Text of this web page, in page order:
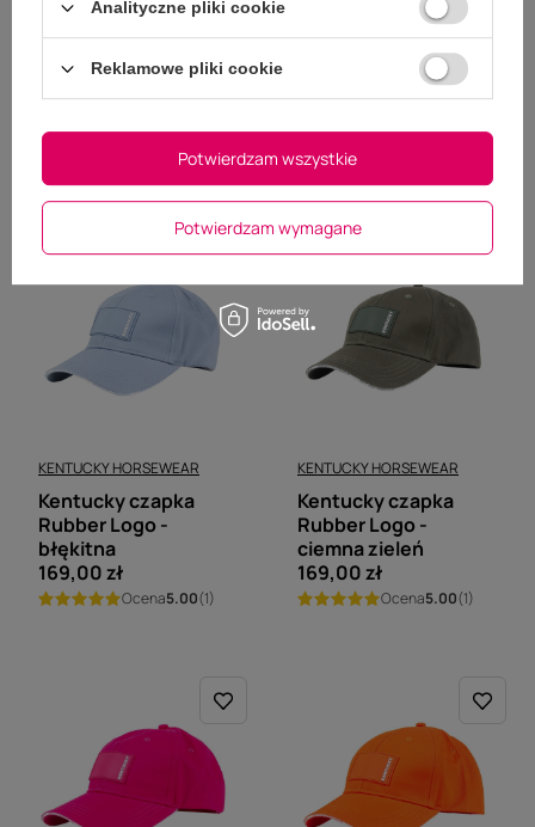
KENTUCKY HORSEWEAR
Kentucky czapka
Rubber Logo - czarna
169,00 zł
Ocena5.00(1)
KENTUCKY HORSEWEAR
Kentucky czapka
Rubber Logo -
granatowa
169,00 zł
KENTUCKY HORSEWEAR
Kentucky czapka
Rubber Logo -
błękitna
169,00 zł
Ocena5.00(1)
KENTUCKY HORSEWEAR
Kentucky czapka
Rubber Logo -
ciemna zieleń
169,00 zł
Ocena5.00(1)
Analityczne pliki cookie
Reklamowe pliki cookie
Potwierdzam wymagane
Potwierdzam wszystkie